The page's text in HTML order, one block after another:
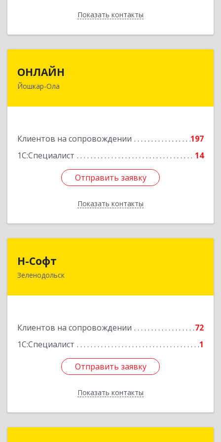
Показать контакты
Назад
ОНЛАЙН
Йошкар-Ола
Клиентов на сопровождении
197
1С:Специалист
14
Отправить заявку
Показать контакты
424000, Марий Эл Респ, Йошкар-Ола г,
Отправить заявку
Назад
Н-Софт
Зеленодольск
Клиентов на сопровождении
72
1С:Специалист
1
Отправить заявку
Показать контакты
422521, Татарстан Респ (Татарстан),
Подробнее
Отправить заявку
Назад